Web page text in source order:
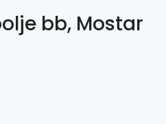
bb, Mostar